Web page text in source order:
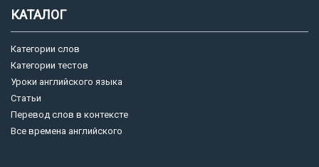
КАТАЛОГ
Категории слов
Категории тестов
Уроки английского языка
Статьи
Перевод слов в контексте
Все времена английского